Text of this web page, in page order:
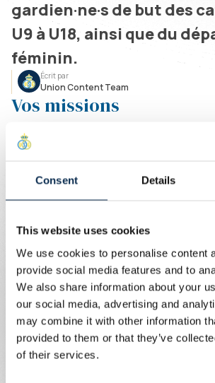
Consent Details
This website uses cookies
We use cookies to personalise content
provide social media features and to
We also share information about your
our social media, advertising and
may combine it with other information
provided to them or that they’ve
of their services.
gardien·ne·s de but des
U9 à U18, ainsi que du
féminin.
Écrit par
Union Content Team
Vos missions
Assurer le suivi sportif et la
Créer une véritable continuité entre
jeunes, les U23 et l’équipe première ;
spécifique aux gardiens pour
catégories ;
Accompagner les gardiens au
différents groupes ;
Mettre en place des plans de
individualisés afin d’optimiser le
gardien ;